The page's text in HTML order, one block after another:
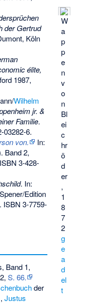
W
a
p
p
e
n
v
o
n
Bl
ei
c
hr
ö
d
er
,
1
8
7
2
g
e
a
d
el
t
der Gertrud
Köln
élite,
1987,
Wilhelm
jr. &
Familie.
03282-6.
von.
In:
Band 2,
ISBN 3-428-
. In:
Edition
ISBN 3-7759-
Band 1,
S. 66.
der
Justus